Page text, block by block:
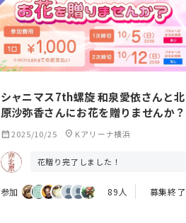
シャニマス7th螺旋 和泉愛依さんと北
原沙弥香さんにお花を贈りませんか？
calendar_month2025/10/25 location_on Kアリーナ横浜
花贈り完了しました！
参加 89人 募集終了